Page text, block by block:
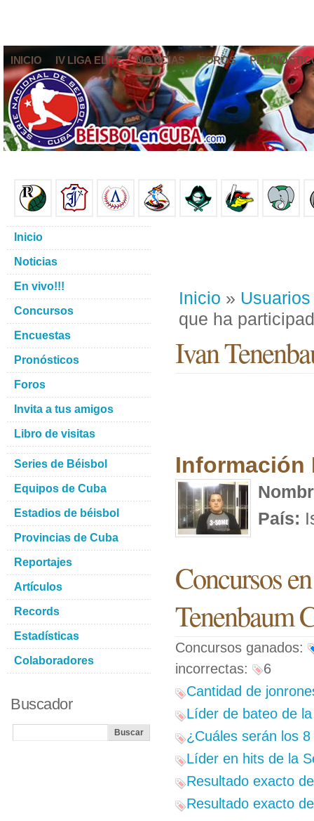
INICIO IV LIGA ELITE NOTICIAS FOROS
Inicio » Usuarios
que ha
Ivan
Información
País:
Concursos
Tenenbaum
Concursos ganados:
incorrectas:
6
Cantidad de
Líder de bateo de
¿Cuáles serán los
Líder en hits de la
Resultado exacto
Resultado exacto
Inicio
Noticias
En vivo!!!
Concursos
Encuestas
Pronósticos
Foros
Invita a tus amigos
Libro de visitas
Series de Béisbol
Equipos de Cuba
Estadios de béisbol
Provincias de Cuba
Reportajes
Artículos
Records
Estadísticas
Colaboradores
Buscador